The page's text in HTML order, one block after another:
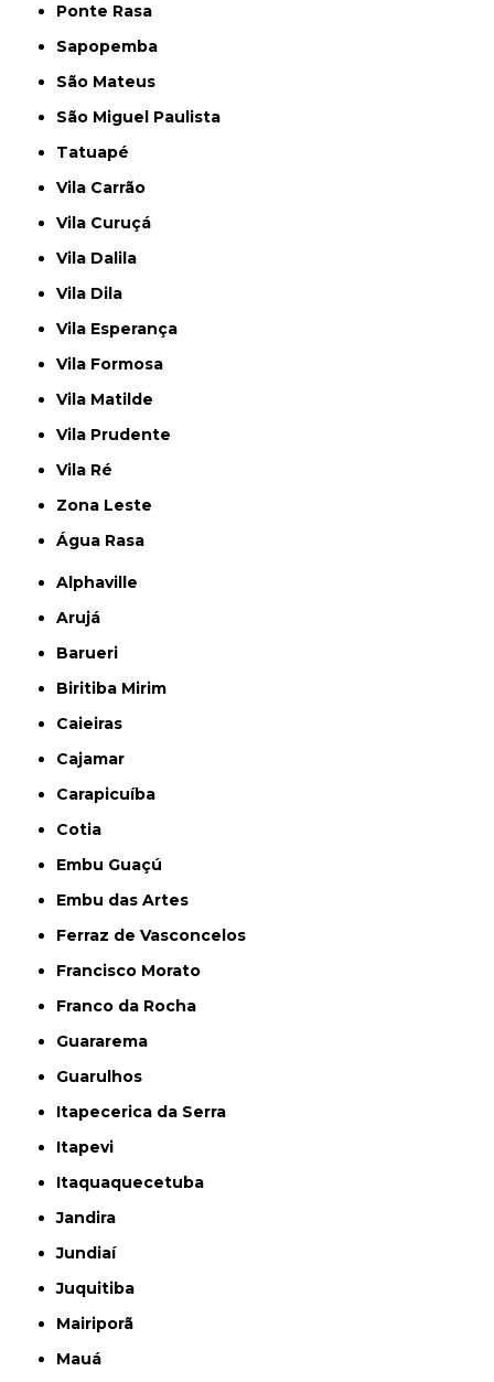
Ponte Rasa
Sapopemba
São Mateus
São Miguel Paulista
Tatuapé
Vila Carrão
Vila Curuçá
Vila Dalila
Vila Dila
Vila Esperança
Vila Formosa
Vila Matilde
Vila Prudente
Vila Ré
Zona Leste
Água Rasa
Alphaville
Arujá
Barueri
Biritiba Mirim
Caieiras
Cajamar
Carapicuíba
Cotia
Embu Guaçú
Embu das Artes
Ferraz de Vasconcelos
Francisco Morato
Franco da Rocha
Guararema
Guarulhos
Itapecerica da Serra
Itapevi
Itaquaquecetuba
Jandira
Jundiaí
Juquitiba
Mairiporã
Mauá